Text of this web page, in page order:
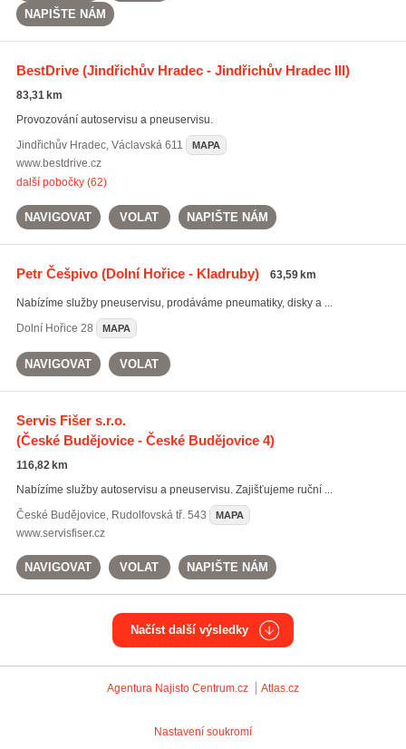
NAPIŠTE NÁM
BestDrive(Jindřichův Hradec - Jindřichův Hradec III)
83,31 km
Provozování autoservisu a pneuservisu.
Jindřichův Hradec, Václavská 611 MAPA
www.bestdrive.cz
další pobočky (62)
NAVIGOVAT VOLAT NAPIŠTE NÁM
Petr Češpivo(Dolní Hořice - Kladruby) 63,59 km
Nabízíme služby pneuservisu, prodáváme pneumatiky, disky a ...
Dolní Hořice 28 MAPA
NAVIGOVAT VOLAT
Servis Fišer s.r.o.
(České Budějovice - České Budějovice 4)
116,82 km
Nabízíme služby autoservisu a pneuservisu. Zajišťujeme ruční ...
České Budějovice, Rudolfovská tř. 543 MAPA
www.servisfiser.cz
NAVIGOVAT VOLAT NAPIŠTE NÁM
Načíst další výsledky
Agentura Najisto Centrum.cz Atlas.cz
Nastavení soukromí